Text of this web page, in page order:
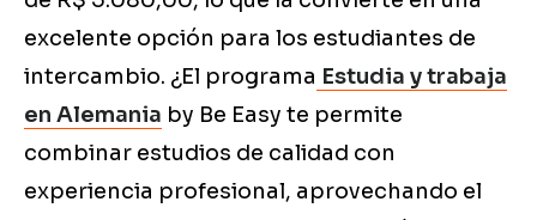
excelente opción para los estudiantes de
intercambio. ¿El programa Estudia y trabaja
en Alemania by Be Easy te permite
combinar estudios de calidad con
experiencia profesional, aprovechando el